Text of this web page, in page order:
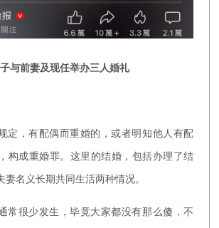
与前妻及现任举办三人婚礼
定，有配偶而重婚的，或者明知他人有配
构成重婚罪。这里的结婚，包括办理了结
妻名义长期共同生活两种情况。
常很少发生，毕竟大家都没有那么傻，不